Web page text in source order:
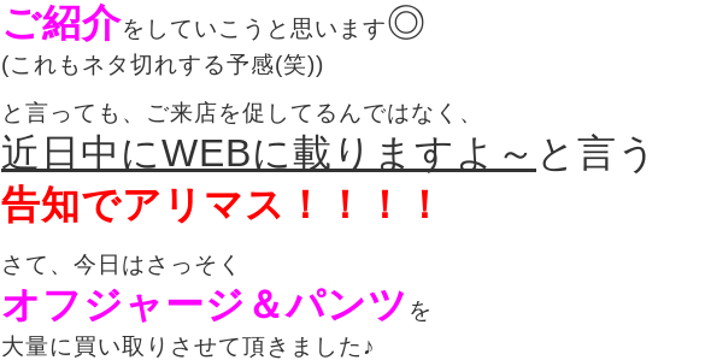
ご紹介をしていこうと思います◎
(これもネタ切れする予感(笑))
と言っても、ご来店を促してるんではなく、
近日中にWEBに載りますよ～ と言う
告知でアリマス！！！！
さて、今日はさっそく
オフジャージ＆パンツ を
大量に買い取りさせて頂きました♪